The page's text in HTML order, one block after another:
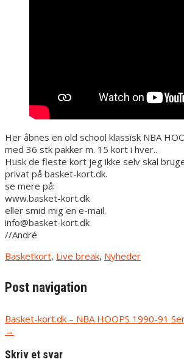
Her åbnes en old school klassisk NBA
med 36 stk pakker m. 15 kort i hver..
Husk de fleste kort jeg ikke selv skal
privat på basket-kort.dk.
se mere på:
www.basket-kort.dk
eller smid mig en e-mail.
info@basket-kort.dk
//André
Basketkort, Live break, Nyheder
Post navigation
Basket-kort.dk – NBA HOOPS 1990-91
→
Skriv et svar